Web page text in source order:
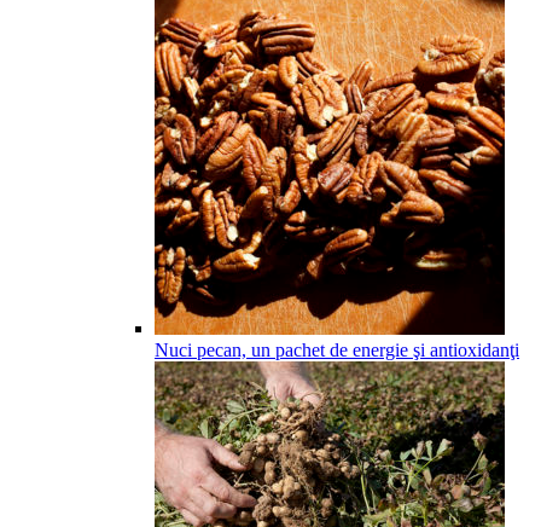
Nuci pecan, un pachet de energie şi antioxidanţi